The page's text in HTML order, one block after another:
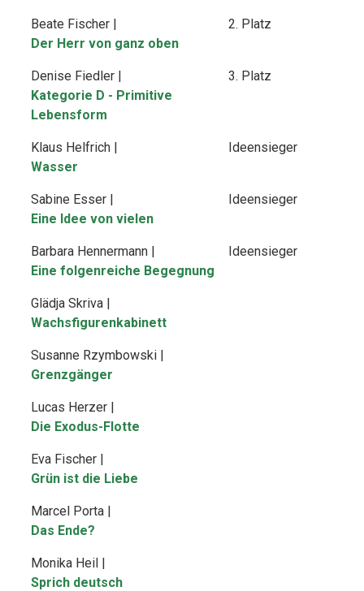
Beate Fischer |
Der Herr von ganz oben
2. Platz
Denise Fiedler |
Kategorie D - Primitive
Lebensform
3. Platz
Klaus Helfrich |
Wasser
Ideensieger
Sabine Esser |
Eine Idee von vielen
Ideensieger
Barbara Hennermann |
Eine folgenreiche Begegnung
Ideensieger
Glädja Skriva |
Wachsfigurenkabinett
Susanne Rzymbowski |
Grenzgänger
Lucas Herzer |
Die Exodus-Flotte
Eva Fischer |
Grün ist die Liebe
Marcel Porta |
Das Ende?
Monika Heil |
Sprich deutsch